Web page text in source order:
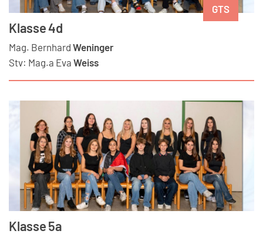
GTS
Klasse 4d
Mag. Bernhard Weninger
Stv: Mag.a Eva Weiss
Klasse 5a